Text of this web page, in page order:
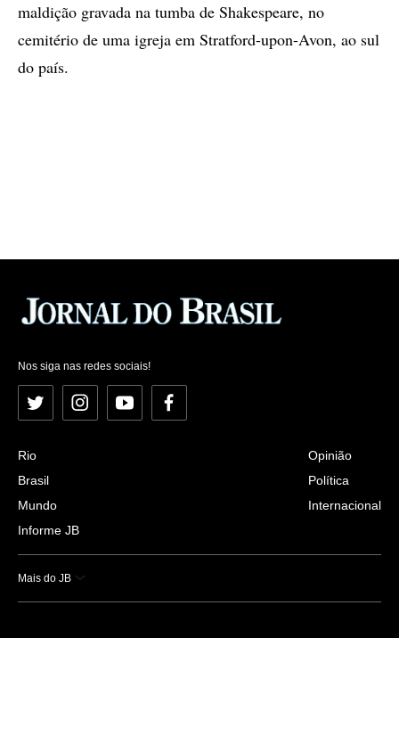
maldição gravada na tumba de Shakespeare, no
cemitério de uma igreja em Stratford-upon-Avon, ao sul
do país.
Nos siga nas redes sociais!
Twitter InstagramYouTubeFacebook
Rio
Brasil
Mundo
Informe JB
Opinião
Política
Internacional
Mais do JB
Esportes